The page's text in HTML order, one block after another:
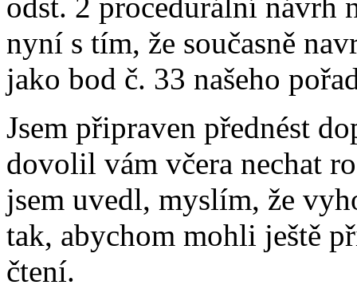
nyní s tím, že současně
jako bod č. 33 našeho
Jsem připraven přednést
dovolil vám včera nechat
jsem uvedl, myslím, že
tak, abychom mohli ještě
čtení.